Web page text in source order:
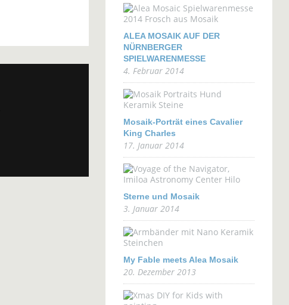
ALEA MOSAIK AUF DER
NÜRNBERGER
SPIELWARENMESSE
4. Februar 2014
Mosaik-Porträt eines Cavalier
King Charles
17. Januar 2014
Sterne und Mosaik
3. Januar 2014
My Fable meets Alea Mosaik
20. Dezember 2013